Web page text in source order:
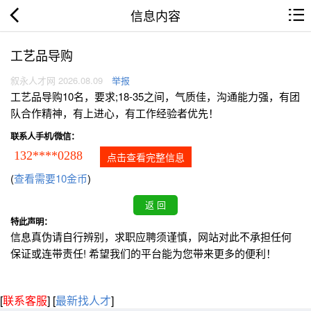
信息内容
工艺品导购
叙永人才网 2026.08.09 举报
工艺品导购10名，要求;18-35之间，气质佳，沟通能力强，有团
队合作精神，有上进心，有工作经验者优先！
联系人手机/微信：
132****0288 点击查看完整信息
(查看需要10金币)
特此声明：
信息真伪请自行辨别，求职应聘须谨慎，网站对此不承担任何
保证或连带责任! 希望我们的平台能为您带来更多的便利！
[联系客服] [最新找人才]